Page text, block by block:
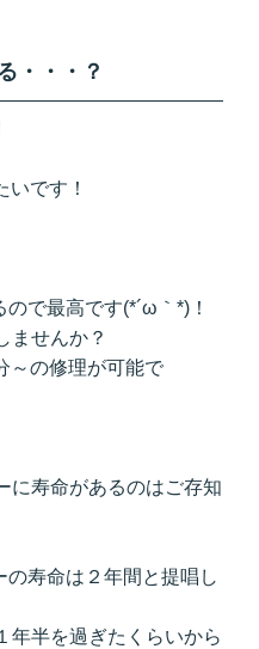
・・・？
です！
で最高です(*´ω｀*)！
ませんか？
～の修理が可能で
に寿命があるのはご存知
寿命は２年間と提唱し
年半を過ぎたくらいから